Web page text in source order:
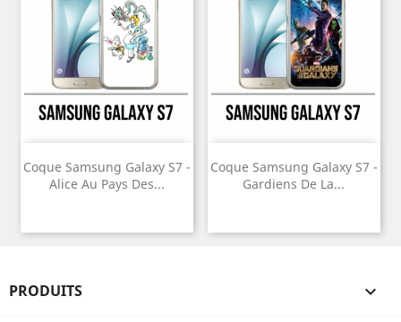
Coque Samsung Galaxy S7 -
Alice Au Pays Des...
Coque Samsung Galaxy S7 -
Gardiens De La...
PRODUITS 